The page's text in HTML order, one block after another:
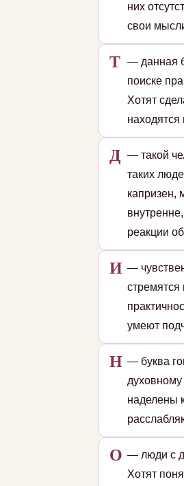
них
свои
Т — данная
поиске
Хотят
Д — такой
таких
капризен,
реакции
И —
умеют
Н — буква
наделены
О — люди с
Хотят